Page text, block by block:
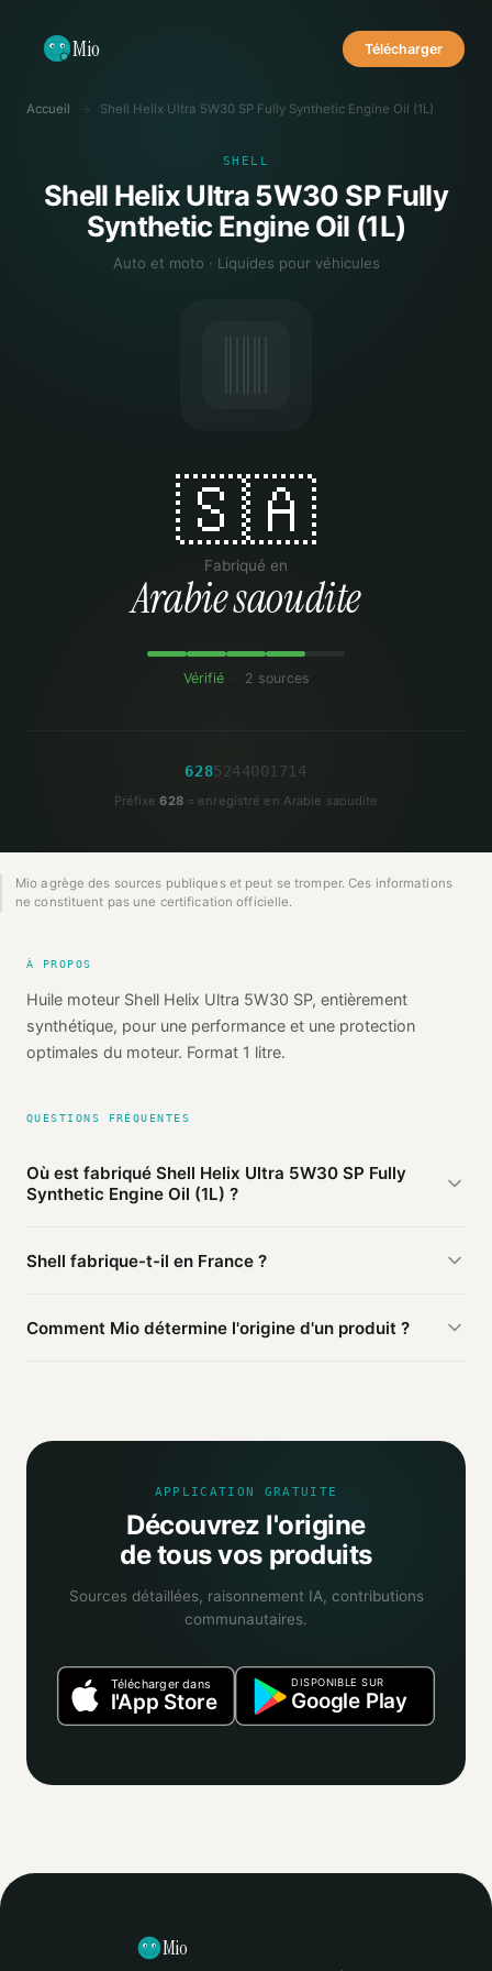
Mio Télécharger
Accueil → Shell Helix Ultra 5W30 SP Fully Synthetic Engine Oil (1L)
SHELL
Shell Helix Ultra 5W30 SP Fully
Synthetic Engine Oil (1L)
Auto et moto · Liquides pour véhicules
🇸🇦
Fabriqué en
Arabie saoudite
Vérifié 2 sources
6285 24400 1 7 1 4
Préfixe628= enregistré en Arabie saoudite
Mio agrège des sources publiques et peut se tromper. Ces informations
ne constituent pas une certification officielle.
À PROPOS
Huile moteur Shell Helix Ultra 5W30 SP, entièrement
synthétique, pour une performance et une protection
optimales du moteur. Format 1 litre.
QUESTIONS FRÉQUENTES
Où est fabriqué Shell Helix Ultra 5W30 SP Fully
Synthetic Engine Oil (1L) ?
Ultra 5W30 SP Fully Synthetic Engine Oil (1L) de Shell est
Shell fabrique-t-il en France ?
produits de la marque peuvent être fabriqués ailleurs.
Comment Mio détermine l'origine d'un produit ?
selon la fiabilité des informations trouvées.
APPLICATION GRATUITE
Découvrez l'origine
de tous vos produits
Sources détaillées, raisonnement IA, contributions
communautaires.
Télécharger dans
l'App Store
DISPONIBLE SUR
Google Play
Mio